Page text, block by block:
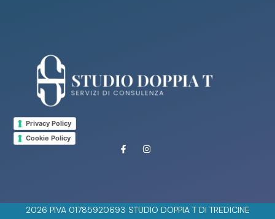
Privacy Policy
Cookie Policy
2026 PIVA 01785920693 STUDIO DOPPIA T DI TREDICINE